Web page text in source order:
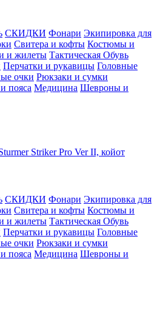
СКИДКИ Фонари Экипировка для
Свитера и кофты Костюмы и
и жилеты Тактическая Обувь
Перчатки и рукавицы Головные
очки Рюкзаки и сумки
пояса Медицина Шевроны и
Striker Pro Ver II, койот
СКИДКИ Фонари Экипировка для
Свитера и кофты Костюмы и
и жилеты Тактическая Обувь
Перчатки и рукавицы Головные
очки Рюкзаки и сумки
пояса Медицина Шевроны и